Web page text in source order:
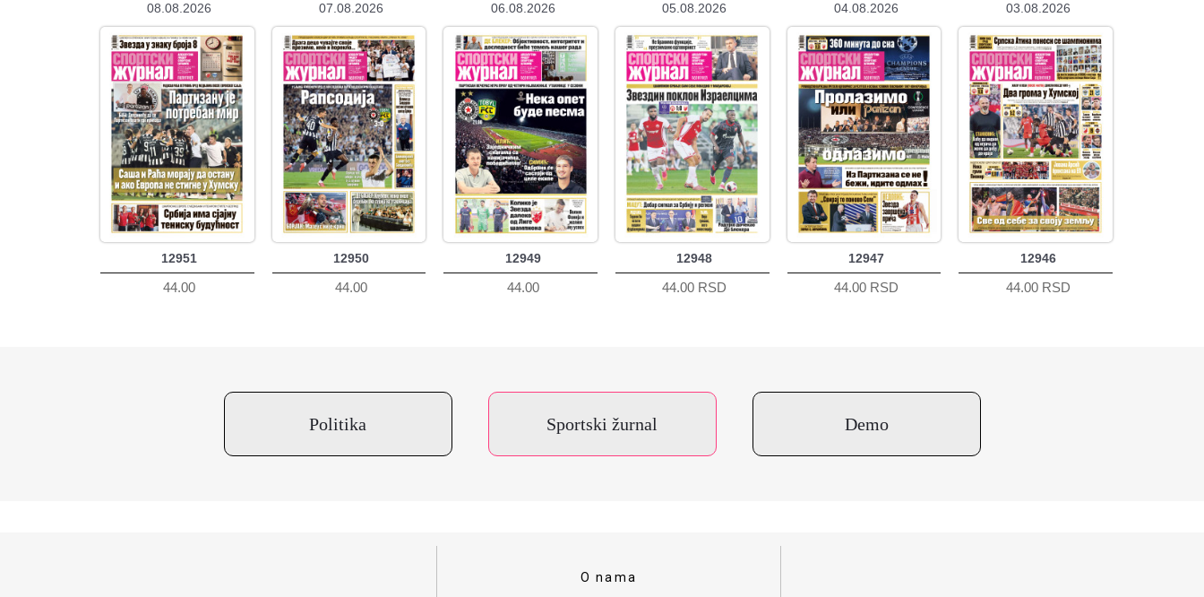
08.08.2026
12951
44.00
07.08.2026
12950
44.00
06.08.2026
12949
44.00
05.08.2026
12948
44.00 RSD
04.08.2026
12947
44.00 RSD
03.08.2026
12946
44.00 RSD
Politika Sportski žurnal Demo
O nama